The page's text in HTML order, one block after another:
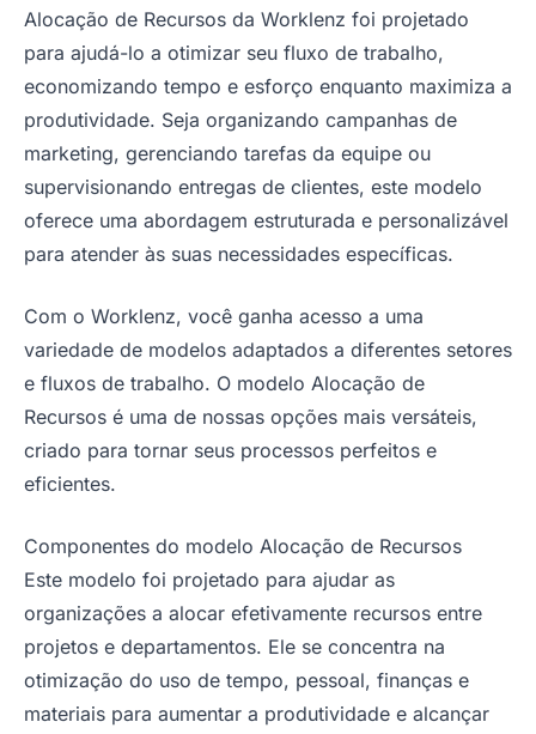
Alocação de Recursos da Worklenz foi projetado
para ajudá-lo a otimizar seu fluxo de trabalho,
economizando tempo e esforço enquanto maximiza a
produtividade. Seja organizando campanhas de
marketing, gerenciando tarefas da equipe ou
supervisionando entregas de clientes, este modelo
oferece uma abordagem estruturada e personalizável
para atender às suas necessidades específicas.
Com o Worklenz, você ganha acesso a uma
variedade de modelos adaptados a diferentes setores
e fluxos de trabalho. O modelo Alocação de
Recursos é uma de nossas opções mais versáteis,
criado para tornar seus processos perfeitos e
eficientes.
Componentes do modelo Alocação de Recursos
Este modelo foi projetado para ajudar as
organizações a alocar efetivamente recursos entre
projetos e departamentos. Ele se concentra na
otimização do uso de tempo, pessoal, finanças e
materiais para aumentar a produtividade e alcançar